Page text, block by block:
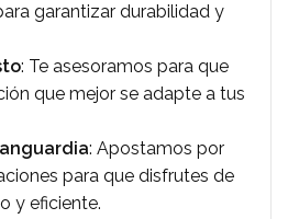
garantizar durabilidad y
: Te asesoramos para que
que mejor se adapte a tus
: Apostamos por
para que disfrutes de
y eficiente.